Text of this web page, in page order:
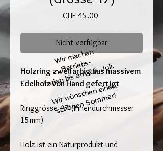
CHF 45.00Preis
Nicht verfügbar
Holzring zweifarbig aus massivem
Edelholz von Hand gefertigt
Ringgrösse 47 (Innendurchmesser
15mm)
Holz ist ein Naturprodukt und
Wir
m
ac
h
e
n
B
etri
e
bs-
ferien bis am 26. Juli.
Wir wünschen einen
schönen Sommer!